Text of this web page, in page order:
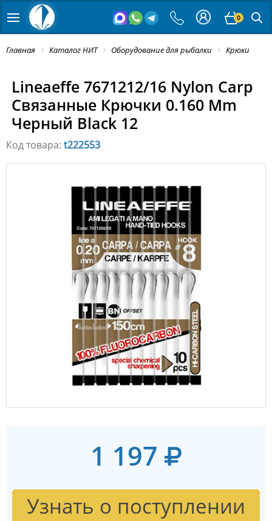
0
Главная Каталог НИТ Оборудование для рыбалки Крюки
Lineaeffe 7671212/16 Nylon Carp
Связанные Крючки 0.160 Mm
Черный Black 12
Код товара: t222553
1 197
Узнать о поступлении